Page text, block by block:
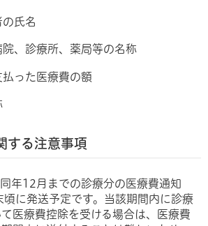
氏名
、診療所、薬局等の名称
った医療費の額
する注意事項
年12月までの診療分の医療費通知
頃に発送予定です。当該期間内に診療
医療費控除を受ける場合は、医療費